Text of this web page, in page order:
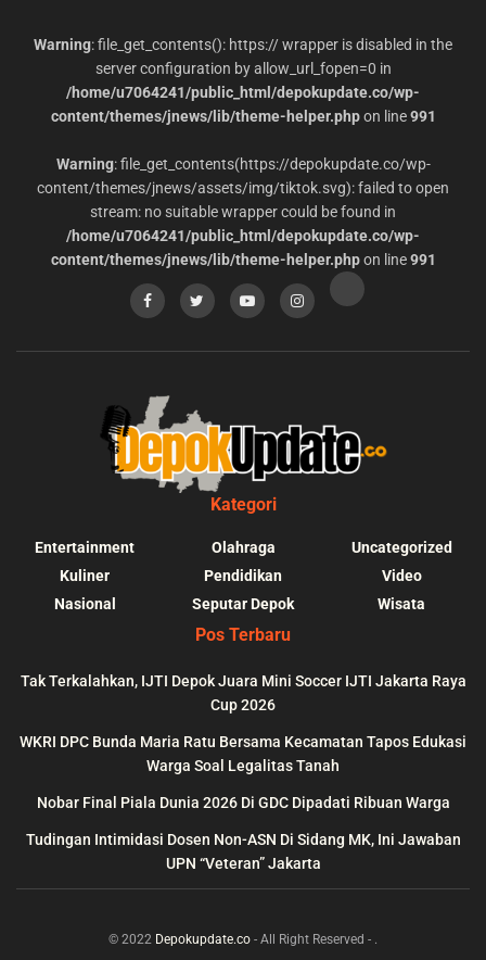
Warning: file_get_contents(): https:// wrapper is disabled in the
server configuration by allow_url_fopen=0 in
/home/u7064241/public_html/depokupdate.co/wp-
content/themes/jnews/lib/theme-helper.phpon line991
Warning: file_get_contents(https://depokupdate.co/wp-
content/themes/jnews/assets/img/tiktok.svg): failed to open
stream: no suitable wrapper could be found in
/home/u7064241/public_html/depokupdate.co/wp-
content/themes/jnews/lib/theme-helper.phpon line991
Kategori
Entertainment
Kuliner
Nasional
Olahraga
Pendidikan
Seputar Depok
Uncategorized
Video
Wisata
Pos Terbaru
Tak Terkalahkan, IJTI Depok Juara Mini Soccer IJTI Jakarta Raya
Cup 2026
WKRI DPC Bunda Maria Ratu Bersama Kecamatan Tapos Edukasi
Warga Soal Legalitas Tanah
Nobar Final Piala Dunia 2026 Di GDC Dipadati Ribuan Warga
Tudingan Intimidasi Dosen Non-ASN Di Sidang MK, Ini Jawaban
UPN “Veteran” Jakarta
© 2022 Depokupdate.co - All Right Reserved - .
depokupdate.co/wp-
line
:
content/themes/
could be found in